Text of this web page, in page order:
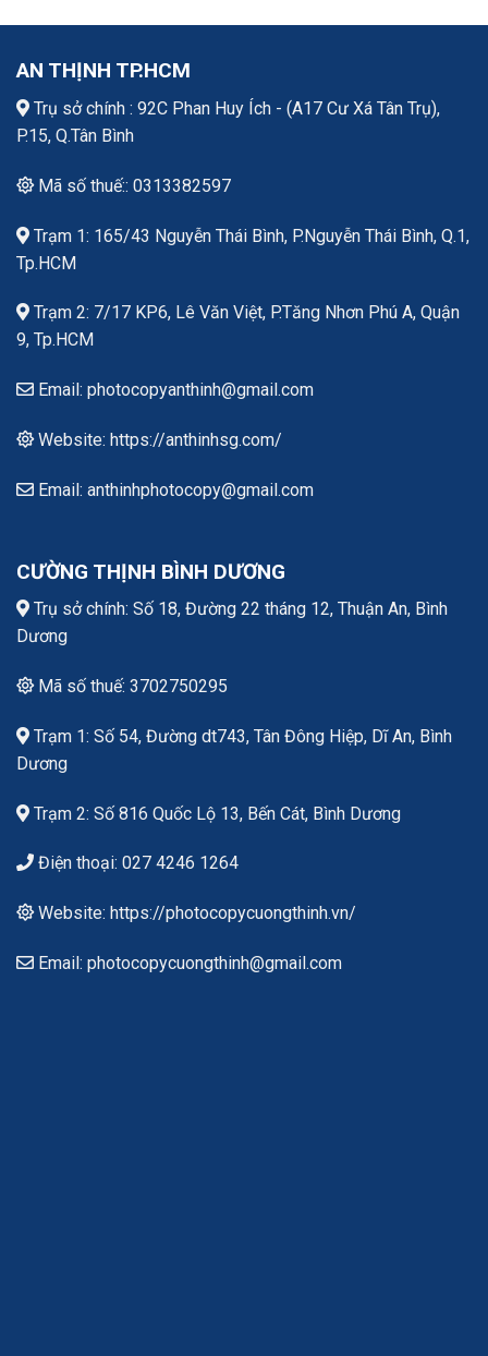
AN THỊNH TP.HCM
Trụ sở chính : 92C Phan Huy Ích - (A17 Cư Xá Tân Trụ),
P.15, Q.Tân Bình
Mã số thuế:: 0313382597
Trạm 1: 165/43 Nguyễn Thái Bình, P.Nguyễn Thái Bình, Q.1,
Tp.HCM
Trạm 2: 7/17 KP6, Lê Văn Việt, P.Tăng Nhơn Phú A, Quận
9, Tp.HCM
Email: photocopyanthinh@gmail.com
Website: https://anthinhsg.com/
Email: anthinhphotocopy@gmail.com
CƯỜNG THỊNH BÌNH DƯƠNG
Trụ sở chính: Số 18, Đường 22 tháng 12, Thuận An, Bình
Dương
Mã số thuế: 3702750295
Trạm 1: Số 54, Đường dt743, Tân Đông Hiệp, Dĩ An, Bình
Dương
Trạm 2: Số 816 Quốc Lộ 13, Bến Cát, Bình Dương
Điện thoại: 027 4246 1264
Website: https://photocopycuongthinh.vn/
Email: photocopycuongthinh@gmail.com